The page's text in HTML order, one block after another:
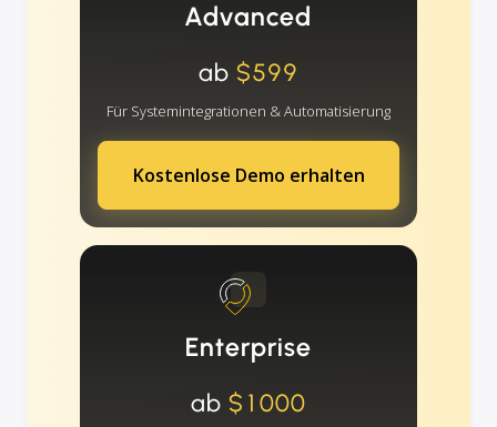
Advanced
ab$599
Für Systemintegrationen & Automatisierung
Kostenlose Demo erhalten
Enterprise
ab$1000